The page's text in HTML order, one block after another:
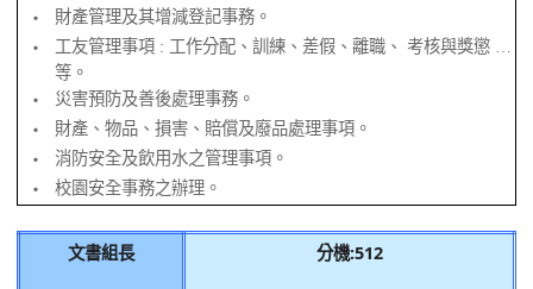
‧ 財產管理及其增減登記事務。
‧
工友管理事項 : 工作分配、訓練、差假、離職、 考核與獎懲 …
等。
‧ 災害預防及善後處理事務。
‧ 財產、物品、損害、賠償及廢品處理事項。
‧ 消防安全及飲用水之管理事項。
‧ 校園安全事務之辦理。
文書組長 分機:512